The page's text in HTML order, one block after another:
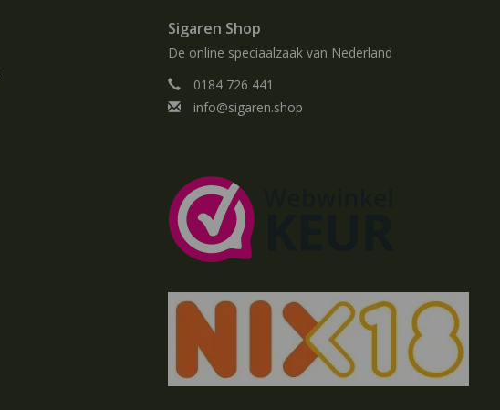
Sigaren Shop
De online speciaalzaak van Nederland
0184 726 441
info@sigaren.shop